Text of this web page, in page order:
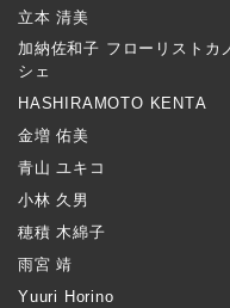
立本 清美
加納佐和子 フローリストカ
シェ
HASHIRAMOTO KENTA
金増 佑美
青山 ユキコ
小林 久男
穂積 木綿子
雨宮 靖
Yuuri Horino